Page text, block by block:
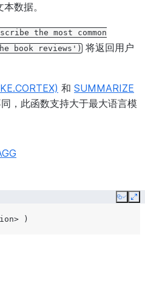
数据。
the most
common
book reviews') 将返回用户
和 SUMMARIZE
，此函数支持大于最大语言模
Copy
)